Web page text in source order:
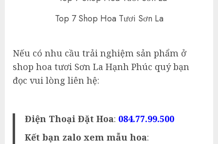
Top 7 Shop Hoa Tươi Sơn La
Nếu có nhu cầu trải nghiệm sản phẩm ở
shop hoa tươi Sơn La Hạnh Phúc quý bạn
đọc vui lòng liên hệ:
Điện Thoại Đặt Hoa: 084.77.99.500
Kết bạn zalo xem mẫu hoa: